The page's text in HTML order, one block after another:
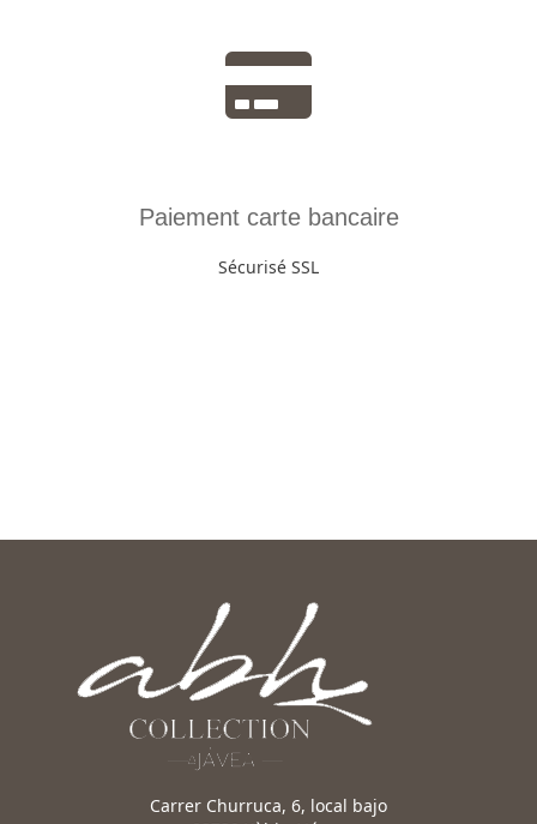
Paiement carte bancaire
Sécurisé SSL
Carrer Churruca, 6, local bajo